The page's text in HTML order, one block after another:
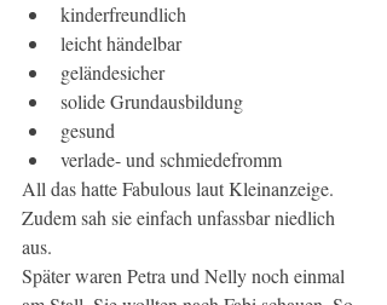
kinderfreundlich
leicht händelbar
geländesicher
solide Grundausbildung
gesund
verlade- und schmiedefromm
All das hatte Fabulous laut Kleinanzeige.
Zudem sah sie einfach unfassbar niedlich
aus.
Später waren Petra und Nelly noch einmal